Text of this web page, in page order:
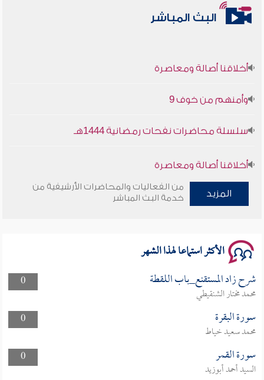
البث المباشر
أخلاقنا أصالة ومعاصرة
وأمنهم من خوف 9
سلسلة محاضرات نفحات رمضانية 1444هـ
أخلاقنا أصالة ومعاصرة
وأمنهم من خوف 9
المزيد
من الفعاليات والمحاضرات الأرشيفية من
خدمة البث المباشر
الأكثر استماعا لهذا الشهر
0 شرح زاد المستقنع_باب اللقطة
محمد مختار الشنقيطي
0
سورة البقرة
محمد سعيد خياط
0
سورة القمر
السيد أحمد أبوزيد